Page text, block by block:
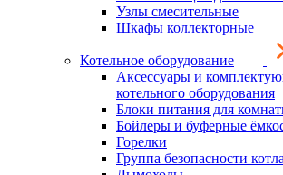
Узлы смесительные
Шкафы коллекторные
Котельное оборудование
Аксессуары и
котельного оборудования
Блоки питания для
Бойлеры и буферные
Горелки
Группа безопасности котла